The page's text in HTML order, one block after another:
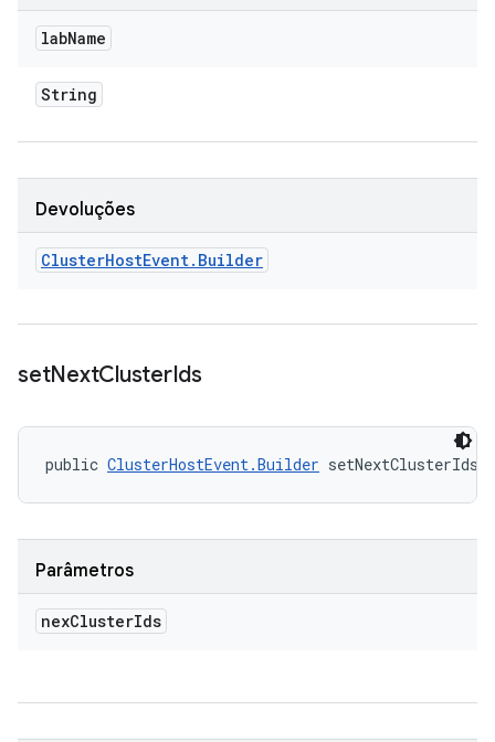
labName
String
Devoluções
ClusterHostEvent. Builder
setNextClusterIds
public ClusterHostEvent.Builder setNextClusterIds
Parâmetros
nexClusterIds